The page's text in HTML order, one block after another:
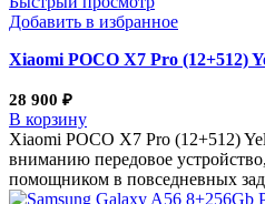
Добавить в избранное
Xiaomi POCO X7 Pro (12+512)
28 900 ₽
В корзину
Xiaomi POCO X7 Pro (12+512)
вниманию передовое
помощником в повседневных